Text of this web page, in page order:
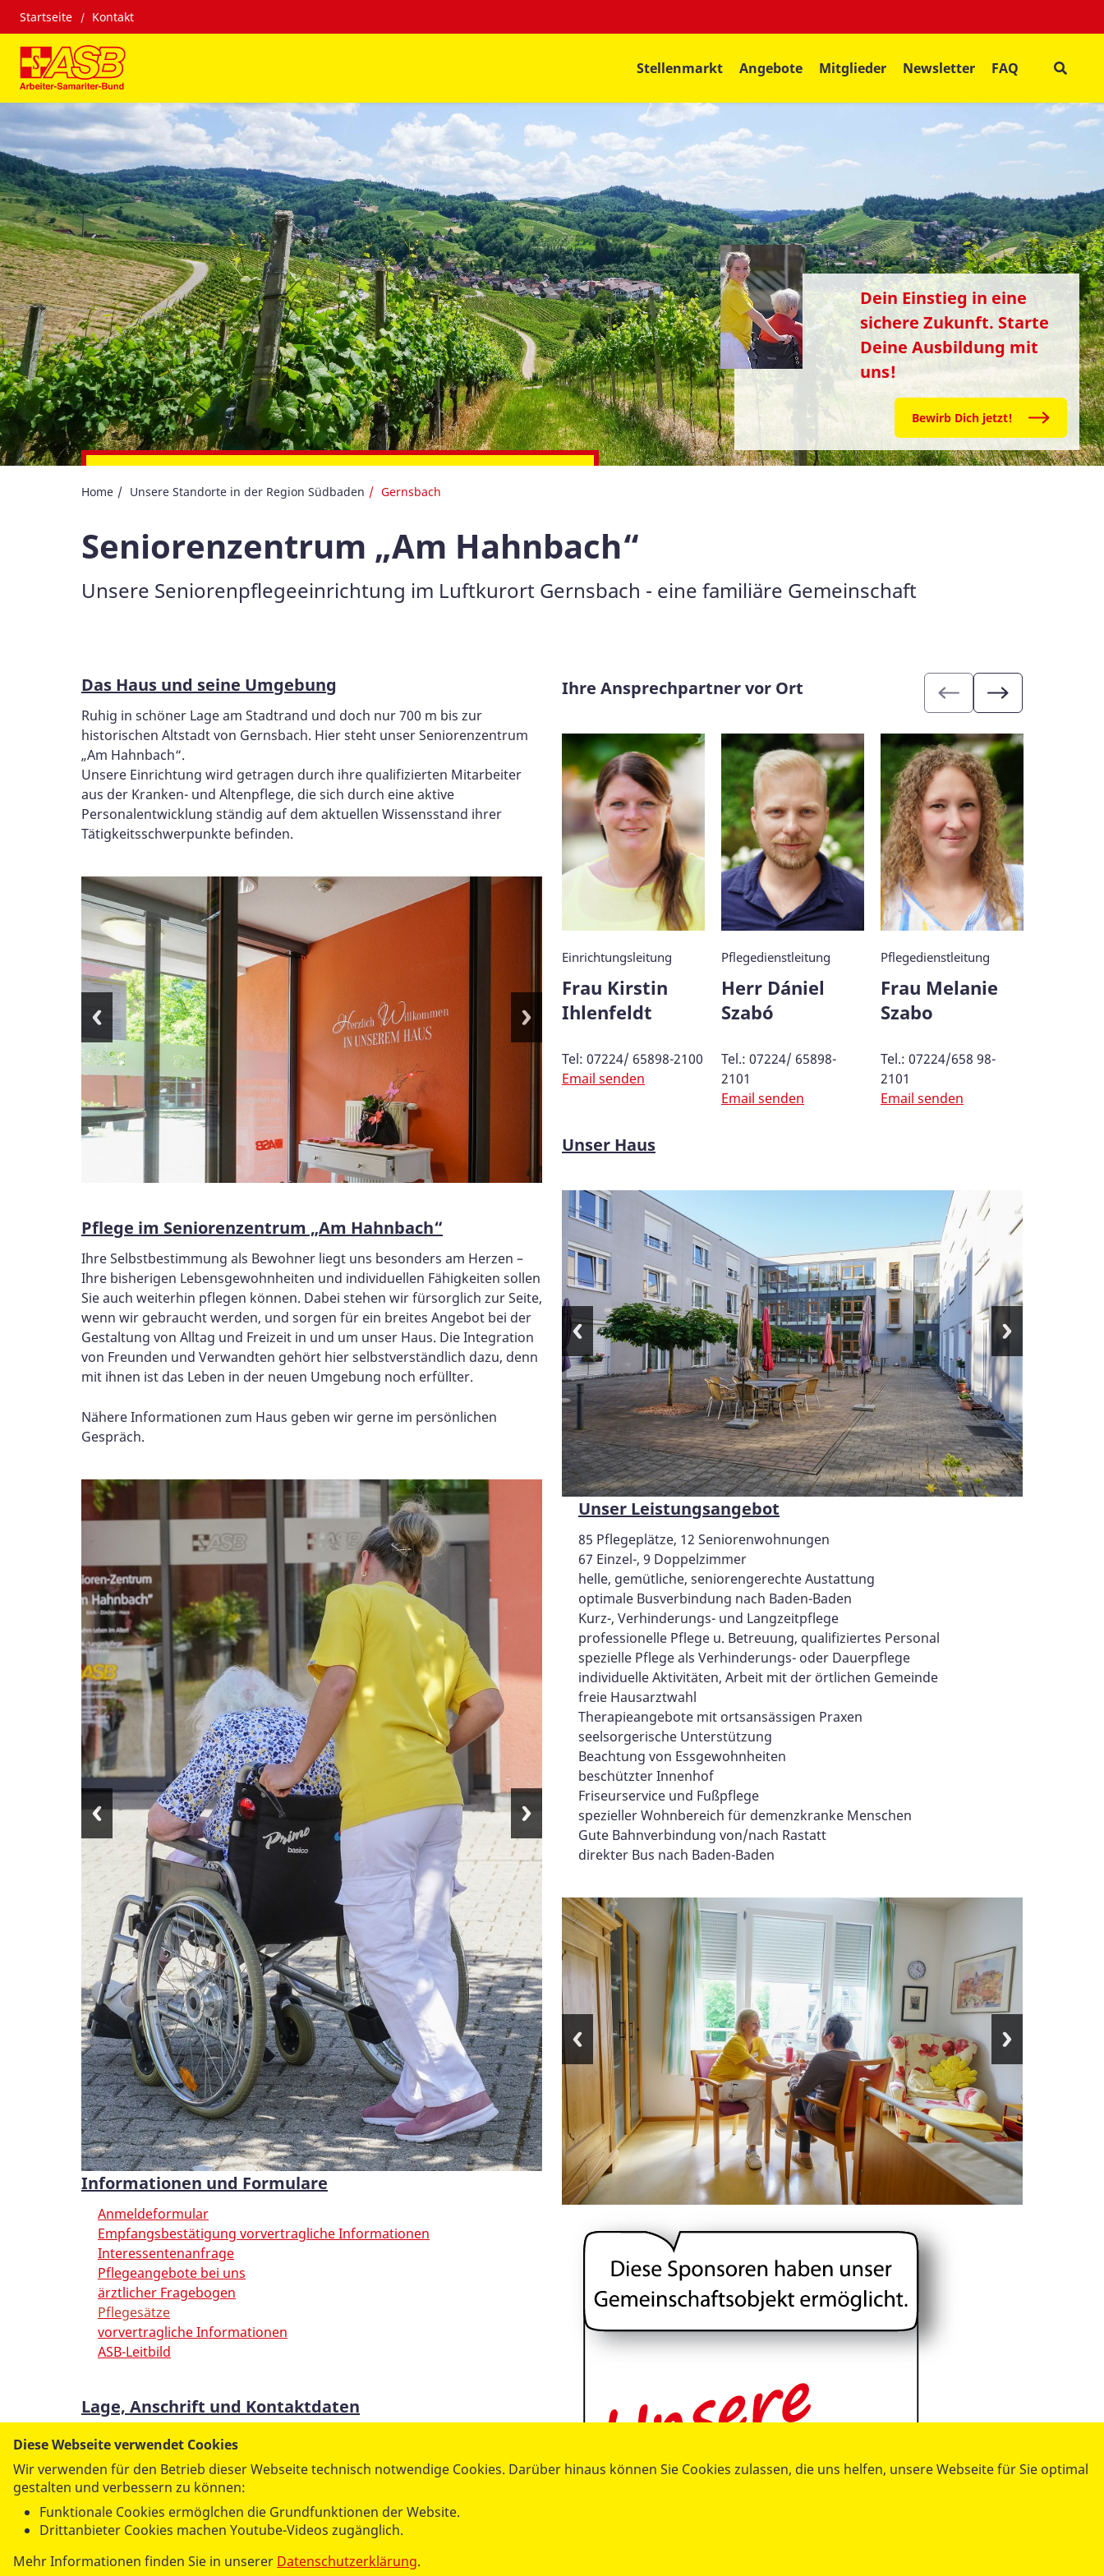
Startseite Kontakt
Stellenmarkt Angebote Mitglieder Newsletter FAQ
Dein Einstieg in eine
sichere Zukunft. Starte
Deine Ausbildung mit
uns!
Bewirb Dich jetzt!
Home Unsere Standorte in der Region Südbaden Gernsbach
Seniorenzentrum „Am Hahnbach“
Unsere Seniorenpflegeeinrichtung im Luftkurort Gernsbach - eine familiäre Gemeinschaft
Das Haus und seine Umgebung
Ruhig in schöner Lage am Stadtrand und doch nur 700 m bis zur
historischen Altstadt von Gernsbach. Hier steht unser Seniorenzentrum
„Am Hahnbach“.
Unsere Einrichtung wird getragen durch ihre qualifizierten Mitarbeiter
aus der Kranken- und Altenpflege, die sich durch eine aktive
Personalentwicklung ständig auf dem aktuellen Wissensstand ihrer
Tätigkeitsschwerpunkte befinden.
Pflege im Seniorenzentrum „Am Hahnbach“
Ihre Selbstbestimmung als Bewohner liegt uns besonders am Herzen –
Ihre bisherigen Lebensgewohnheiten und individuellen Fähigkeiten sollen
Sie auch weiterhin pflegen können. Dabei stehen wir fürsorglich zur Seite,
wenn wir gebraucht werden, und sorgen für ein breites Angebot bei der
Gestaltung von Alltag und Freizeit in und um unser Haus. Die Integration
von Freunden und Verwandten gehört hier selbstverständlich dazu, denn
mit ihnen ist das Leben in der neuen Umgebung noch erfüllter.
Nähere Informationen zum Haus geben wir gerne im persönlichen
Gespräch.
Informationen und Formulare
Anmeldeformular
Empfangsbestätigung vorvertragliche Informationen
Interessentenanfrage
Pflegeangebote bei uns
ärztlicher Fragebogen
Pflegesätze
vorvertragliche Informationen
ASB-Leitbild
Lage, Anschrift und Kontaktdaten
Seniorenzentrum „Am Hahnbach“
76593 Gernsbach
Telefon 07224 65898-0
Telefax 07224 65898-2202
Ihre Ansprechpartner vor Ort
Einrichtungsleitung
Frau Kirstin
Ihlenfeldt
Tel: 07224/ 65898-2100
Email senden
Pflegedienstleitung
Herr Dániel
Szabó
Tel.: 07224/ 65898-
2101
Email senden
Pflegedienstleitung
Frau Melanie
Szabo
Tel.: 07224/658 98-
2101
Email senden
Unser Haus
Unser Leistungsangebot
85 Pflegeplätze, 12 Seniorenwohnungen
67 Einzel-, 9 Doppelzimmer
helle, gemütliche, seniorengerechte Austattung
optimale Busverbindung nach Baden-Baden
Kurz-, Verhinderungs- und Langzeitpflege
professionelle Pflege u. Betreuung, qualifiziertes Personal
spezielle Pflege als Verhinderungs- oder Dauerpflege
individuelle Aktivitäten, Arbeit mit der örtlichen Gemeinde
freie Hausarztwahl
Therapieangebote mit ortsansässigen Praxen
seelsorgerische Unterstützung
Beachtung von Essgewohnheiten
beschützter Innenhof
Friseurservice und Fußpflege
spezieller Wohnbereich für demenzkranke Menschen
Gute Bahnverbindung von/nach Rastatt
direkter Bus nach Baden-Baden
Diese Webseite verwendet Cookies
Wir verwenden für den Betrieb dieser Webseite technisch notwendige Cookies. Darüber hinaus können Sie Cookies zulassen, die uns helfen, unsere Webseite für Sie optimal
gestalten und verbessern zu können:
Funktionale Cookies ermöglchen die Grundfunktionen der Website.
Drittanbieter Cookies machen Youtube-Videos zugänglich.
Mehr Informationen finden Sie in unserer Datenschutzerklärung.